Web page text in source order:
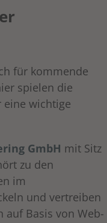
für kommende
spielen die
eine wichtige
GmbH mit Sitz
zu den
im
und vertreiben
auf Basis von Web-